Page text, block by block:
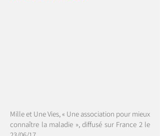
Mille et Une Vies, « Une association pour mieux
connaître la maladie », diffusé sur France 2 le